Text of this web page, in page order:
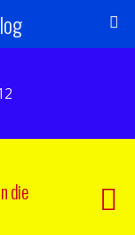
die